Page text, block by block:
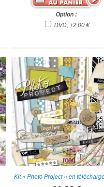
Option :
DVD, +2,00 €
Kit « Photo Project » en